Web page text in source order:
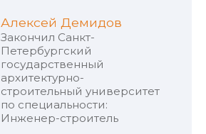
Алексей Демидов
Закончил Санкт-
Петербургский
государственный
архитектурно-
строительный университет
по специальности:
Инженер-строитель